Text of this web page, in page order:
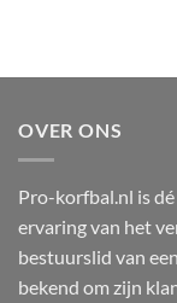
OVER ONS
Pro-korfbal.nl is
ervaring van het
bestuurslid van
bekend om zijn